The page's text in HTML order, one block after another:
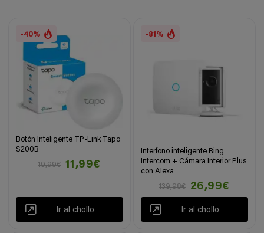
-40%
Botón Inteligente TP-Link Tapo
S200B
19,99€
11,99€
Ir al chollo
-81%
Interfono inteligente Ring
Intercom + Cámara Interior Plus
con Alexa
139,98€
26,99€
Ir al chollo